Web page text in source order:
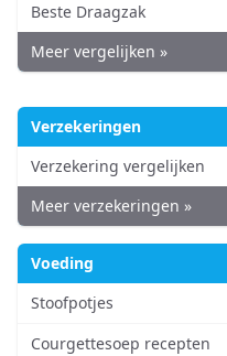
Beste Draagzak
Meer vergelijken »
Verzekeringen
Verzekering vergelijken
Meer verzekeringen »
Voeding
Stoofpotjes
Courgettesoep recepten